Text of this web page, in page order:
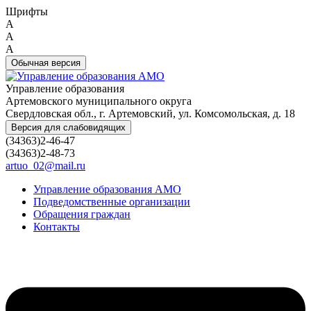
Шрифты
A
A
A
Обычная версия
Управление образования
Артемовского муниципального округа
Свердловская обл., г. Артемовский, ул. Комсомольская, д. 18
Версия для слабовидящих
(34363)2-46-47
(34363)2-48-73
artuo_02@mail.ru
Управление образования АМО
Подведомственные организации
Обращения граждан
Контакты